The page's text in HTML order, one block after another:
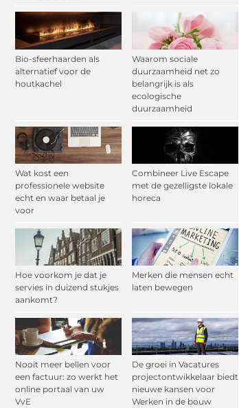
Bio-sfeerhaarden als
alternatief voor de
houtkachel
Waarom sociale
duurzaamheid net zo
belangrijk is als
ecologische
duurzaamheid
Wat kost een
professionele website
echt en waar betaal je
voor
Combineer Live Escape
met de gezelligste lokale
horeca
Hoe voorkom je dat je
servies in duizend stukjes
aankomt?
Merken die mensen echt
laten bewegen
Nooit meer bellen voor
een factuur: zo werkt het
online portaal van uw
VvE
De groei in Vacatures
projectontwikkelaar biedt
nieuwe kansen voor
Werken in de bouw